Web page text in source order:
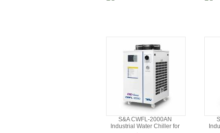
S&A CWFL-2000AN
Industrial Water Chiller for